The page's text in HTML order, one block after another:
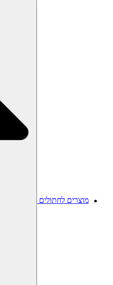
מוצרים לחתולים